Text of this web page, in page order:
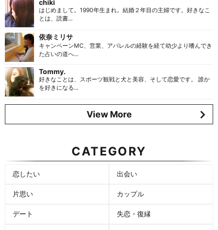
chiki
はじめまして。1990年生まれ。結婚２年目の主婦です。好きなこ
とは、読書...
依奈ミリサ
キャンペーンMC、営業、アパレルの経験を経て幼少より嗜んでき
た占いの道へ...
Tommy.
好きなことは、スポーツ観戦と犬と美容、そして恋愛です。 誰か
を好きになる...
View More
CATEGORY
恋したい 出会い
片思い カップル
デート 失恋・復縁